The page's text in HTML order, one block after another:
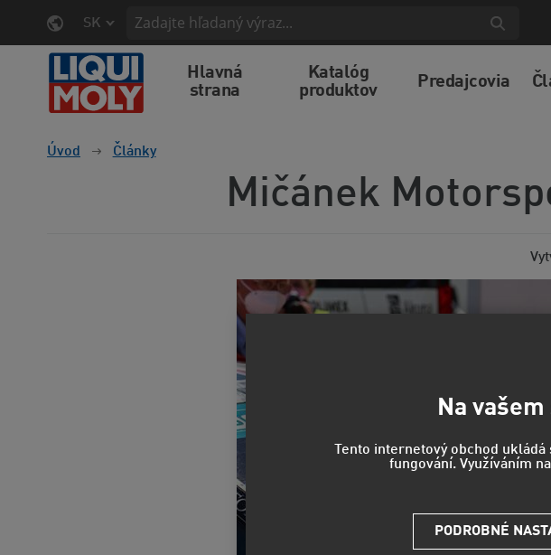
SK
Hlavná
strana
Katalóg
produktov
Predajcovia
Úvod Články
Mičánek
Na
Tento internetový obchod
fungování. Využíváním
PODROBNÉ